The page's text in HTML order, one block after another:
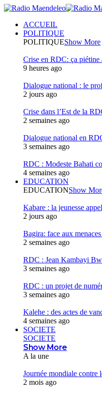
ACCUEIL
POLITIQUE
POLITIQUEShow More
Crise en RDC: ça piétine
9 heures ago
Dialogue national : le
2 jours ago
Crise dans l’Est de la
2 semaines ago
Dialogue national en
3 semaines ago
RDC : Modeste Bahati
4 semaines ago
EDUCATION
EDUCATIONShow
Kabare : la jeunesse
2 jours ago
Bagira: face aux
2 semaines ago
RDC : Jean Kambayi
3 semaines ago
RDC : un projet de
3 semaines ago
Kalehe : des actes de
4 semaines ago
SOCIETE
SOCIETE
Show More
A la une
Journée mondiale contre
2 mois ago